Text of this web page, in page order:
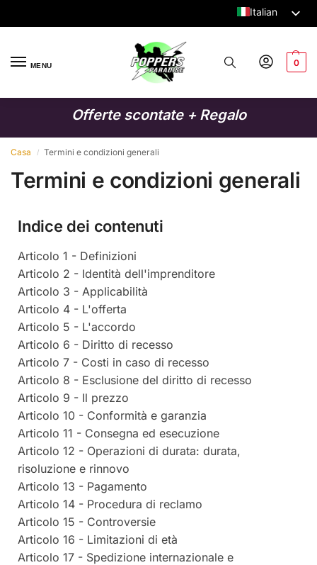
Italian
English
Danish
MENU 0
Offerte scontate + Regalo
Casa / Termini e condizioni generali
Termini e condizioni generali
Indice dei contenuti
Articolo 1 - Definizioni
Articolo 2 - Identità dell'imprenditore
Articolo 3 - Applicabilità
Articolo 4 - L'offerta
Articolo 5 - L'accordo
Articolo 6 - Diritto di recesso
Articolo 7 - Costi in caso di recesso
Articolo 8 - Esclusione del diritto di recesso
Articolo 9 - Il prezzo
Articolo 10 - Conformità e garanzia
Articolo 11 - Consegna ed esecuzione
Articolo 12 - Operazioni di durata: durata,
risoluzione e rinnovo
Articolo 13 - Pagamento
Articolo 14 - Procedura di reclamo
Articolo 15 - Controversie
Articolo 16 - Limitazioni di età
Articolo 17 - Spedizione internazionale e